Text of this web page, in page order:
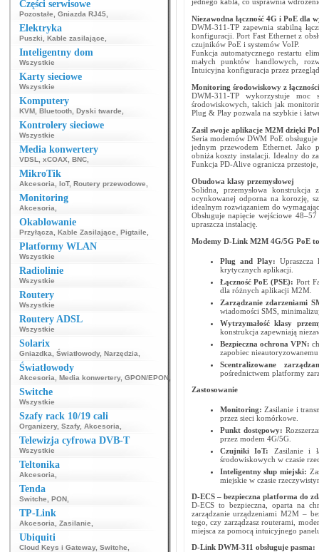
Części serwisowe
Pozostałe Gniazda RJ45
Elektryka
Puszki Kable zasilające
Inteligentny dom
Wszystkie
Karty sieciowe
Wszystkie
Komputery
KVM Bluetooth Dyski twarde
Kontrolery sieciowe
Wszystkie
Media konwertery
VDSL xCOAX BNC
MikroTik
Akcesoria IoT, Routery przewodowe
Monitoring
Akcesoria
Okablowanie
Przyłącza Kable Zasilające Pigtaile
Platformy WLAN
Wszystkie
Radiolinie
Wszystkie
Routery
Wszystkie
Routery ADSL
Wszystkie
Solarix
Gniazdka Światłowody, Narzędzia
Światłowody
Akcesoria Media konwertery, GPON/EPON
Switche
Wszystkie
Szafy rack 10/19 cali
Organizery, Szafy, Akcesoria
Telewizja cyfrowa DVB-T
Wszystkie
Teltonika
Akcesoria
Tenda
Switche PON
TP-Link
Akcesoria Zasilanie
Ubiquiti
Cloud Keys i Gateway, Switche
Niezawodna łączność 4G i PoE dla
DWM-311-TP zapewnia stabilną
konfiguracji. Port Fast Ethernet z
czujników PoE i systemów VoIP.
Funkcja automatycznego restartu
małych punktów handlowych,
Intuicyjna konfiguracja przez
Monitoring środowiskowy z
DWM-311-TP wykorzystuje moc
środowiskowych, takich jak
Plug & Play pozwala na szybkie i
Zasil swoje aplikacje M2M dzięki
Seria modemów DWM PoE
jednym przewodem Ethernet. Jako
obniża koszty instalacji. Idealny do
Funkcja PD-Alive ogranicza
Obudowa klasy przemysłowej
Solidna, przemysłowa
ocynkowanej odporna na korozję,
idealnym rozwiązaniem do
Obsługuje napięcie wejściowe
upraszcza instalację.
Modemy D-Link M2M 4G/5G PoE
Plug and Play: Upraszcza
krytycznych aplikacji.
Łączność PoE (PSE): Port
dla różnych aplikacji M2M.
Zarządzanie zdarzeniami
wiadomości SMS,
Wytrzymałość klasy
konstrukcja zapewniają
Bezpieczna ochrona VPN:
zapobiec
Scentralizowane
pośrednictwem platformy
Zastosowanie
Monitoring​:Zasilanie i
przez sieci komórkowe.
Punkt dostępowy​:
przez modem 4G/5G.
Czujniki IoT: Zasilanie i
środowiskowych w czasie
Inteligentny słup miejski​:
miejskie w czasie
D-ECS – bezpieczna platforma do
D-ECS to bezpieczna, oparta na
zarządzanie urządzeniami M2M –
tego, czy zarządzasz routerami,
miejsca za pomocą intuicyjnego
D-Link DWM-311 obsługuje pasma: